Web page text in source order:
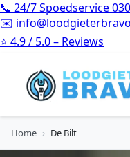
📞 24/7 Spoedservice
✉️
⭐ 4.9 / 5.0 – Reviews
Home › De Bilt